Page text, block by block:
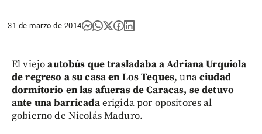
31 de marzo de 2014
El viejoautobús que trasladaba a Adriana Urquiola
de regreso a su casa en Los Teques, unaciudad
dormitorio en las afueras de Caracas, se detuvo
ante una barricadaerigida por opositores al
gobierno de Nicolás Maduro.